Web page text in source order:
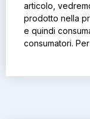
articolo,
prodotto nella
e quindi
consumatori.